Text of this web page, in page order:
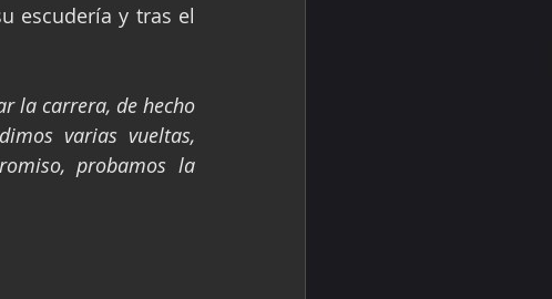
escudería y tras el
la carrera, de hecho
varias vueltas,
probamos la